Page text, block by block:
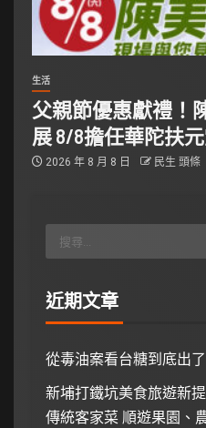
生活
父親節優惠獻禮！
展 8/8擔任華陀扶
2026 年 8 月 8 日 民生 頭條
近期文章
從毒油案看台糖到底出
新埔打鐵坑美食旅遊新
傳統客家菜 順遊果園、